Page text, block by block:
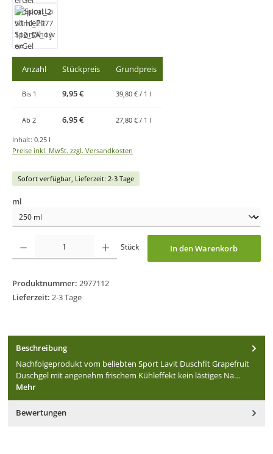
Anzahl Stückpreis Grundpreis
Bis 1 9,95 € 39,80 € / 1 l
Ab 2 6,95 € 27,80 € / 1 l
Inhalt: 0.25 l
Preise inkl. MwSt. zzgl. Versandkosten
Sofort verfügbar, Lieferzeit: 2-3 Tage
ml
Stück In den Warenkorb
Produktnummer: 2977112
Lieferzeit: 2-3 Tage
Beschreibung
Nachfolgeprodukt vom beliebten Sport Lavit Duschfit Grapefruit
Duschgel mit angenehm frischem Kühleffekt kein lästiges Na…
Mehr
Bewertungen